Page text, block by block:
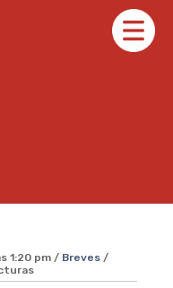
1:20 pm / Breves /